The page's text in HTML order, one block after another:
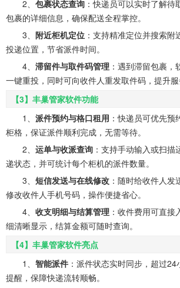
2、 包裹状态查询 ：快递员可以实时了解
包裹的详细信息，确保配送全程掌控。
3、 附近柜机定位 ：支持精准定位并搜索
投递位置，节省派件时间。
4、 滞留件与取件码管理 ：遇到滞留包裹
一键重投，同时可向收件人重发取件码，提升服
【3】丰巢管家软件功能
1、 派件预约与格口租用 ：快递员可优先
柜格，保证派件顺利完成，无需等待。
2、 运单与收派查询 ：支持手动输入或扫
递状态，并可统计每个柜机的派件数量。
3、 短信发送与在线修改 ：随时给收件人
修改收件人手机号码，操作便捷省心。
4、 收支明细与结算管理 ：收件费用可直
细清晰显示，结算金额可随时查询。
【4】丰巢管家软件亮点
1、 智能派件 ：派件状态实时同步，超过
提醒，保障快递流转顺畅。